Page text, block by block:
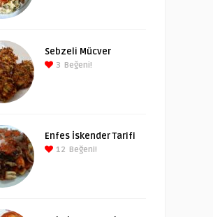
Sebzeli Mücver
3 Beğeni!
Enfes İskender Tarifi
12 Beğeni!